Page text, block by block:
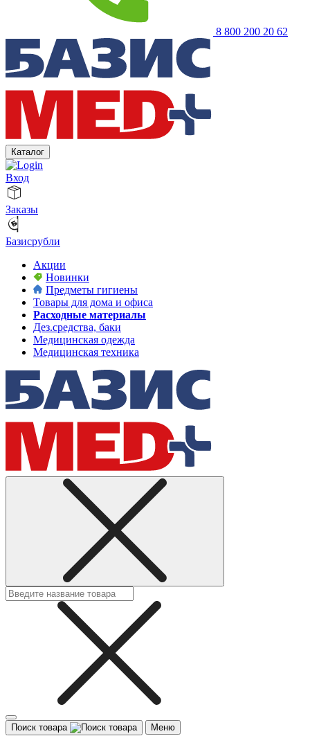
8 800 200 20 62
Каталог
Вход
Заказы
Базисрубли
Акции
Новинки
Предметы гигиены
Товары для дома и офиса
Расходные материалы
Дез.средства, баки
Медицинская одежда
Медицинская техника
Поиск товара Меню